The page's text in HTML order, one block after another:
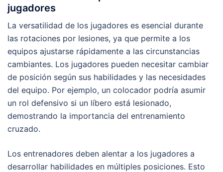
jugadores
La versatilidad de los jugadores es esencial durante
las rotaciones por lesiones, ya que permite a los
equipos ajustarse rápidamente a las circunstancias
cambiantes. Los jugadores pueden necesitar cambiar
de posición según sus habilidades y las necesidades
del equipo. Por ejemplo, un colocador podría asumir
un rol defensivo si un líbero está lesionado,
demostrando la importancia del entrenamiento
cruzado.
Los entrenadores deben alentar a los jugadores a
desarrollar habilidades en múltiples posiciones. Esto